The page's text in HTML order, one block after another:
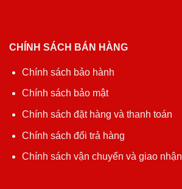
CHÍNH SÁCH BÁN HÀNG
Chính sách bảo hành
Chính sách bảo mật
Chính sách đặt hàng và thanh toán
Chính sách đổi trả hàng
Chính sách vận chuyển và giao nhận